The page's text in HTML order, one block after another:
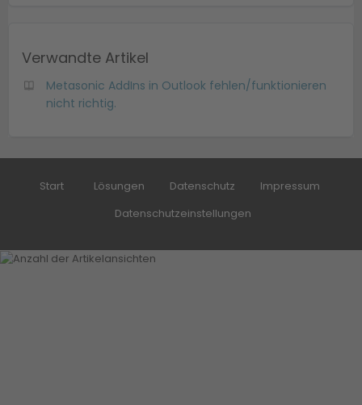
Verwandte Artikel
Metasonic AddIns in Outlook fehlen/funktionieren
nicht richtig.
Start Lösungen Datenschutz
Impressum
Datenschutzeinstellungen